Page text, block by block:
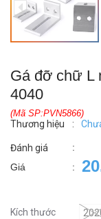
Gá đỡ chữ L
4040
(Mã SP:PVN5866)
Thương hiệu :
Đánh giá
:
Giá
:
Kích thước